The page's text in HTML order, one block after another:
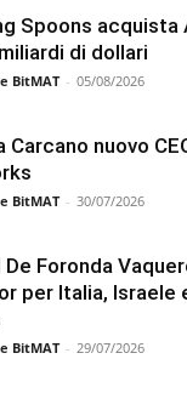
Spoons acquista
di dollari
BitMAT - 05/08/2026
Carcano nuovo
BitMAT - 30/07/2026
De Foronda
per Italia, Israele
BitMAT - 29/07/2026